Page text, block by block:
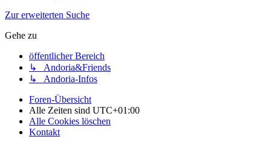
Zur erweiterten Suche
Gehe zu
öffentlicher Bereich
↳ Andoria&Friends
↳ Andoria-Infos
Foren-Übersicht
Alle Zeiten sind UTC+01:00
Alle Cookies löschen
Kontakt